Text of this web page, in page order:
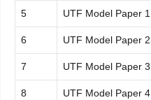
5 UTF Model Paper 1
6 UTF Model Paper 2
7 UTF Model Paper 3
8 UTF Model Paper 4